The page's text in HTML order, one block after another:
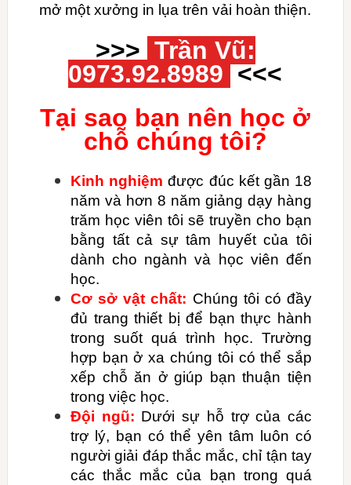
mở một xưởng in lụa trên vải hoàn thiện.
>>> Trần Vũ:
0973.92.8989<<<
Tại sao bạn nên học ở
chỗ chúng tôi?
Kinh nghiệm được đúc kết gần 18
năm và hơn 8 năm giảng dạy hàng
trăm học viên tôi sẽ truyền cho bạn
bằng tất cả sự tâm huyết của tôi
dành cho ngành và học viên đến
học.
Cơ sở vật chất: Chúng tôi có đầy
đủ trang thiết bị để bạn thực hành
trong suốt quá trình học. Trường
hợp bạn ở xa chúng tôi có thể sắp
xếp chỗ ăn ở giúp bạn thuận tiện
trong việc học.
Đội ngũ: Dưới sự hỗ trợ của các
trợ lý, bạn có thể yên tâm luôn có
người giải đáp thắc mắc, chỉ tận tay
các thắc mắc của bạn trong quá